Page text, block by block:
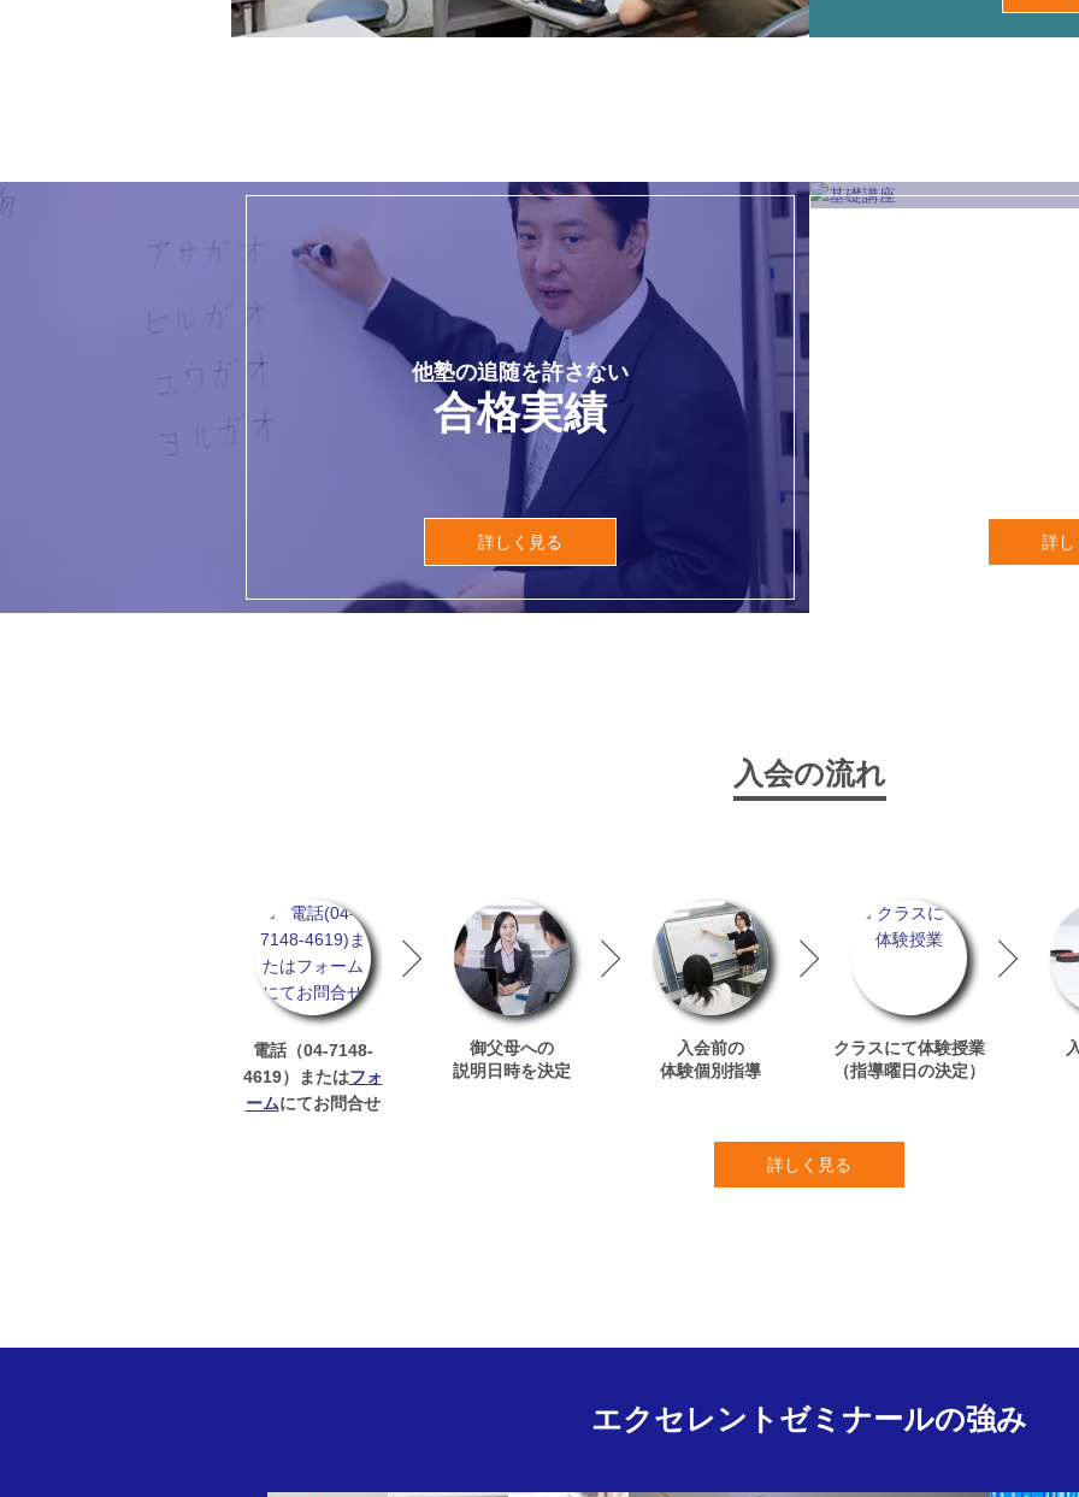
他塾の追随を許さない
合格実績
詳しく見る 詳し
入会の流れ
電話（04-7148-
4619）またはフォ
ームにてお問合せ
御父母への
説明日時を決定
入会前の
体験個別指導
クラスにて体験授業
（指導曜日の決定）
詳しく見る
エクセレントゼミナールの強み